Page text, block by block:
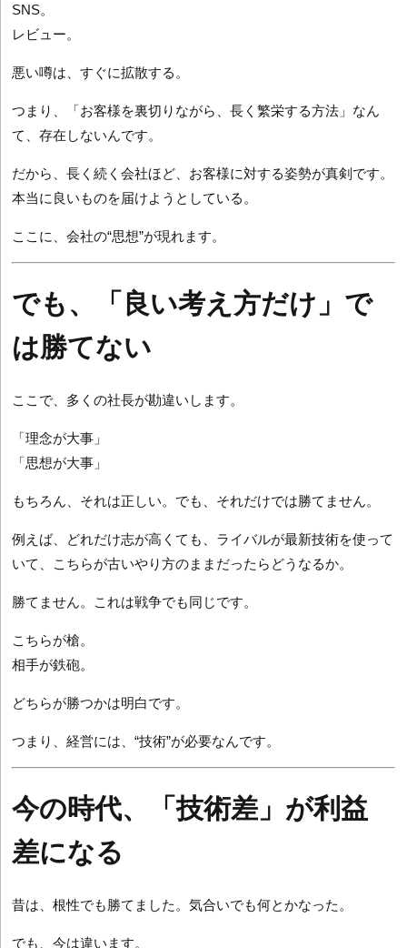
SNS。
レビュー。
悪い噂は、すぐに拡散する。
つまり、「お客様を裏切りながら、長く繁栄する方法」なん
て、存在しないんです。
だから、長く続く会社ほど、お客様に対する姿勢が真剣です。
本当に良いものを届けようとしている。
ここに、会社の“思想”が現れます。
でも、「良い考え方だけ」で
は勝てない
ここで、多くの社長が勘違いします。
「理念が大事」
「思想が大事」
もちろん、それは正しい。でも、それだけでは勝てません。
例えば、どれだけ志が高くても、ライバルが最新技術を使って
いて、こちらが古いやり方のままだったらどうなるか。
勝てません。これは戦争でも同じです。
こちらが槍。
相手が鉄砲。
どちらが勝つかは明白です。
つまり、経営には、“技術”が必要なんです。
今の時代、「技術差」が利益
差になる
昔は、根性でも勝てました。気合いでも何とかなった。
でも、今は違います。